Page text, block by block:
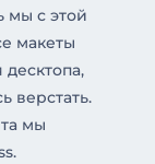
мы с этой
макеты
верстать.
мы